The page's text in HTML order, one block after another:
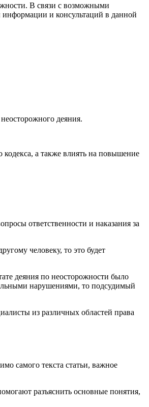
В связи с возможными
информации и консультаций в данной
деяния.
а также влиять на повышение
ответственности и наказания за
человеку, то это будет
деяния по неосторожности было
нарушениями, то подсудимый
из различных областей права
самого текста статьи, важное
разъяснить основные понятия,